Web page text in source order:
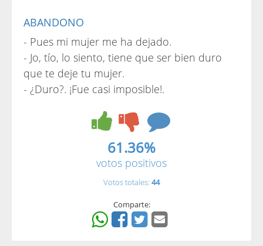
ABANDONO
- Pues mi mujer me ha dejado.
- Jo, tío, lo siento, tiene que ser bien duro
que te deje tu mujer.
- ¿Duro?. ¡Fue casi imposible!.
61.36%
votos positivos
Votos totales: 44
Comparte: